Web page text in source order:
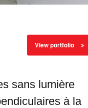
View portfolio
sans lumière
à la